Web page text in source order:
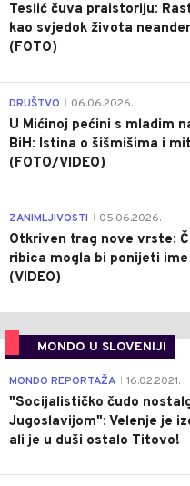
Teslić čuva praistoriju:
kao svjedok života
(FOTO)
DRUŠTVO 06.06.2026.
U Mićinoj pećini s mladim
BiH: Istina o šišmišima i
(FOTO/VIDEO)
ZANIMLJIVOSTI 05.06.2026.
Otkriven trag nove vrste:
ribica mogla bi ponijeti
(VIDEO)
MONDO U SLOVENIJI
MONDO REPORTAŽA 16.02.2021.
"Socijalističko čudo
Jugoslavijom": Velenje je
ali je u duši ostalo Titovo!